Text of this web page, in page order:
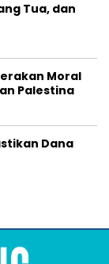
Tua, dan
Moral
Palestina
Dana